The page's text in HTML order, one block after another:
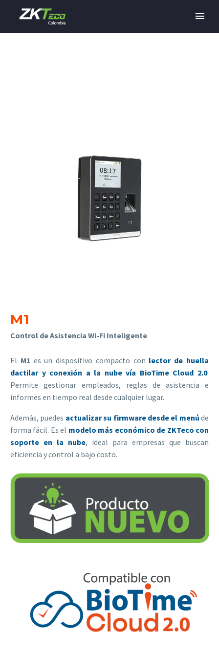
M1
Control de Asistencia Wi-Fi Inteligente
El M1 es un dispositivo compacto con lector de huella
dactilar y conexión a la nube vía BioTime Cloud 2.0.
Permite gestionar empleados, reglas de asistencia e
informes en tiempo real desde cualquier lugar.
Además, puedes actualizar su firmware desde el menú de
forma fácil. Es el modelo más económico de ZKTeco con
soporte en la nube, ideal para empresas que buscan
eficiencia y control a bajo costo.
Necesarias
cookies no
son
opcionales.
Son
necesarias
funcione la
web.
Para que
funcionalidad
y estructura
de la web, en
base a cómo
se usa la web.
Experiencia
Para que
nuestra web
funcione lo
mejor posible
durante tu
visita. Si